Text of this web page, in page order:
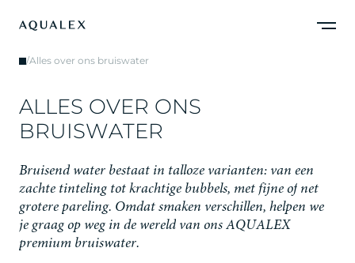
/Alles over ons bruiswater
ALLES OVER ONS
BRUISWATER
Bruisend water bestaat in talloze varianten: van een
zachte tinteling tot krachtige bubbels, met fijne of net
grotere pareling. Omdat smaken verschillen, helpen we
je graag op weg in de wereld van ons AQUALEX
premium bruiswater.